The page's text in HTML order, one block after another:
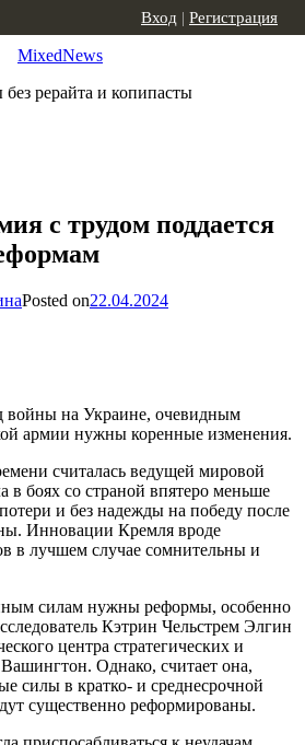
MixedNews
рерайта и копипасты
Вход | Регистрация
с трудом поддается
Posted on22.04.2024
на Украине, очевидным
армии нужны коренные изменения.
считалась ведущей мировой
в боях со страной впятеро меньше
и без надежды на победу после
Инновации Кремля вроде
в лучшем случае сомнительны и
силам нужны реформы, особенно
Кэтрин Чельстрем Элгин
центра стратегических и
Однако, считает она,
силы в кратко- и среднесрочной
существенно реформированы.